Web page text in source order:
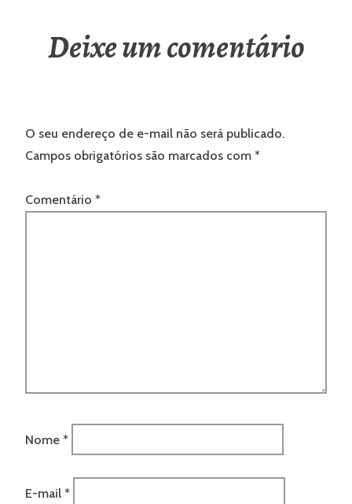
Deixe um comentário
O seu endereço de e-mail não será publicado.
Campos obrigatórios são marcados com *
Comentário *
Nome *
E-mail *